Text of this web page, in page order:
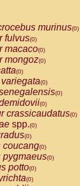
murinus(0)
fulvus(0)
macaco(0)
mongoz(0)
(0)
(0)
(0)
(0)
crassicaudatus(0)
spp.(0)
(0)
coucang(0)
pygmaeus(0)
potto(0)
(0)